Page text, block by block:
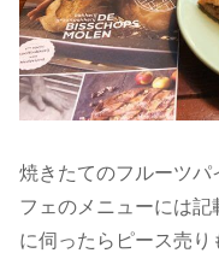
焼きたてのフルーツ
フェのメニューには
に伺ったらピース売り